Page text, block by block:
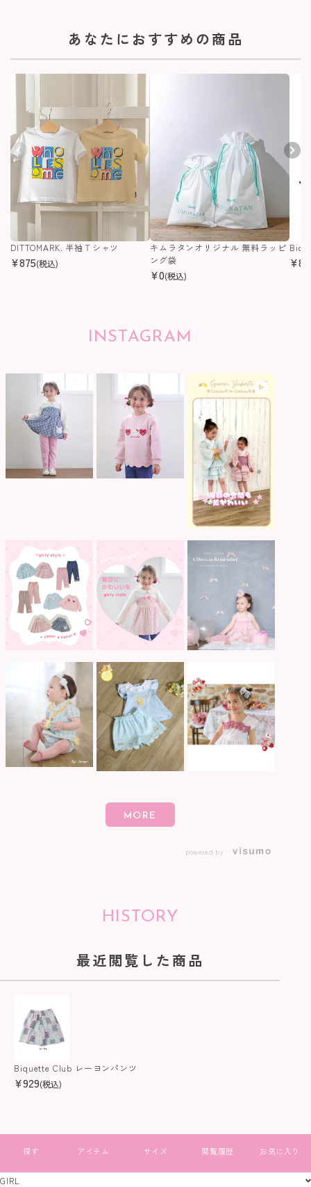
あなたにおすすめの商品
DITTOMARK. 半袖Ｔシャツ
¥875(税込)
キムラタンオリジナル 無料ラッピ
ング袋
¥0(税込)
¥
INSTAGRAM
powered by
HISTORY
最近閲覧した商品
Biquette Club レーヨンパンツ
¥929(税込)
すべて見る
GIRL